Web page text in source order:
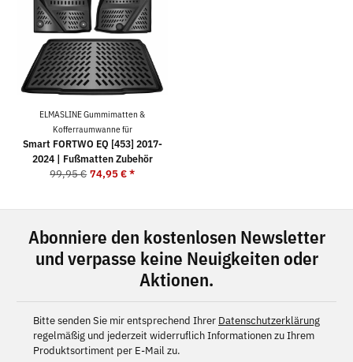
ELMASLINE Gummimatten &
Kofferraumwanne für
Smart FORTWO EQ [453] 2017-
2024 | Fußmatten Zubehör
99,95 € 74,95 €*
Abonniere den kostenlosen Newsletter
und verpasse keine Neuigkeiten oder
Aktionen.
Bitte senden Sie mir entsprechend Ihrer Datenschutzerklärung
regelmäßig und jederzeit widerruflich Informationen zu Ihrem
Produktsortiment per E-Mail zu.